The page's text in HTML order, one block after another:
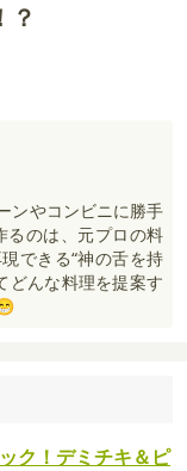
？
ンやコンビニに勝手
るのは、元プロの料
できる“神の舌を持
どんな料理を提案す
ク！デミチキ＆ピ